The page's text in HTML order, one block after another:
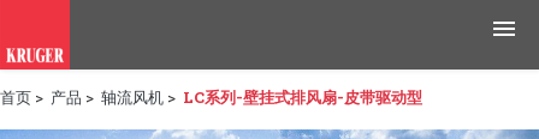
产品
首页 > 产品 > 轴流风机 > LC系列-壁挂式排风扇-皮带驱动型